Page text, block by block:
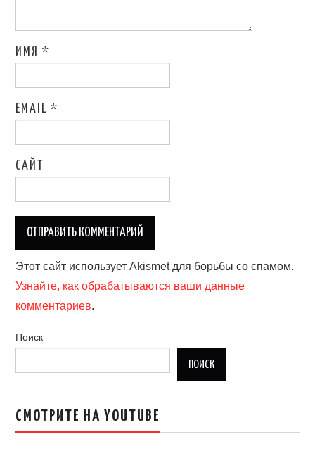
ИМЯ*
EMAIL*
САЙТ
Этот сайт использует Akismet для борьбы со спамом.
Узнайте, как обрабатываются ваши данные
комментариев.
Поиск
ПОИСК
СМОТРИТЕ НА YOUTUBE